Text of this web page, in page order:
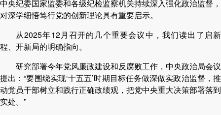
中央纪委国家监委和各级纪检监察机关持续深入强化政治监督，
对深学细悟笃行党的创新理论具有重要启示。
从2025年12月召开的几个重要会议中，我们读出了启新
程、开新局的明确指向。
研究部署今年党风廉政建设和反腐败工作，中央政治局会议
提出：“要围绕实现‘十五五’时期目标任务做深做实政治监督，推
动党员干部树立和践行正确政绩观，把党中央重大决策部署落到
实处。”